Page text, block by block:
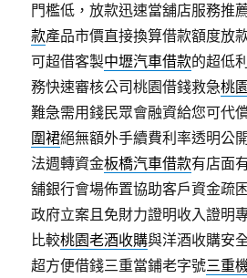
門檻低，放款迅速當舖店服務推
款產品市價直接換算借款額度放
可超借客製中壢汽車借款的超低
務快速審核公司桃園借錢救急桃
難急需用錢民眾會融資給您可代
圍裙絕無額外手續費利率透明公
法週轉資金板橋汽車借款有店面
舖銀行會場佈置協助客戶資金疏困
政府立案且免財力證明收入證明
比較桃園老酒收購與洋酒收購安
超方便借錢三重當鋪老字號三重